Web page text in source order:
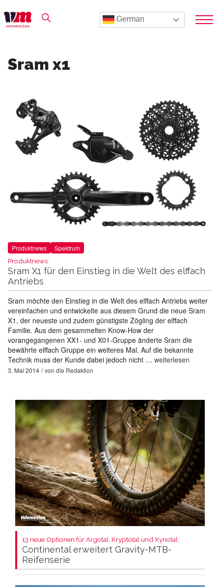
German
Sram x1
Produktnews Spektrum
Produktnews:
Sram X1 für den Einstieg in die Welt des elffach
Antriebs
Sram möchte den Einstieg in die Welt des elffach Antriebs weiter
vereinfachen und entwickelte aus diesem Grund die neue Sram
X1, der neueste und zudem günstigste Zögling der elffach
Familie. Aus dem gesammelten Know-How der
vorangegangenen XX1- und X01-Gruppe änderte Sram die
bewährte elffach Gruppe ein weiteres Mal. Auf die bekannte
Technik muss der Kunde dabei jedoch nicht … weiterlesen
3. Mai 2014 von die Redaktion
13 neue Optionen für Argotal, Kryptotal und Xynotal:
Continental erweitert Gravity-MTB-
Reifenserie